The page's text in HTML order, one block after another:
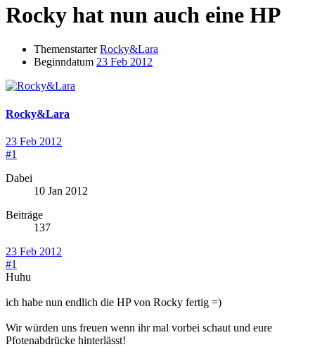
Rocky hat nun auch eine HP
Themenstarter Rocky&Lara
Beginndatum 23 Feb 2012
Rocky&Lara
23 Feb 2012
#1
Dabei
10 Jan 2012
Beiträge
137
23 Feb 2012
#1
Huhu
ich habe nun endlich die HP von Rocky fertig =)
Wir würden uns freuen wenn ihr mal vorbei schaut und eure
Pfotenabdrücke hinterlässt!